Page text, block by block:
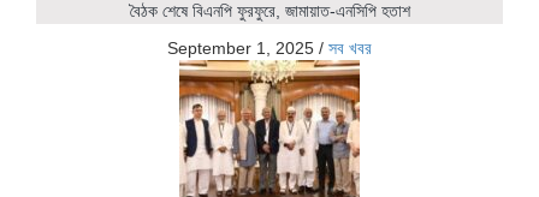
বৈঠক শেষে বিএনপি ফুরফুরে, জামায়াত-এনসিপি হতাশ
September 1, 2025 / সব খবর